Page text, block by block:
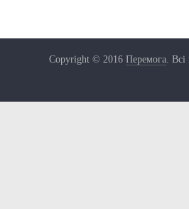
Copyright © 2016Перемога. Всі